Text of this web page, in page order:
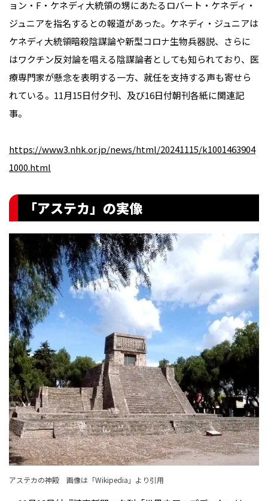
ョン・F・ケネディ大統領の甥にあたるロバート・ケネディ・
ジュニアを指名するとの報道があった。ケネディ・ジュニアは
ケネディ大統領暗殺陰謀論や新型コロナ生物兵器説、さらに
はワクチン反対論を唱える陰謀論者としても知られており、医
療専門家が懸念を表明する一方、就任を支持する声も寄せら
れている。11月15日付夕刊、及び16日付朝刊各紙に関連記
事。
https://www3.nhk.or.jp/news/html/20241115/k1001463904
1000.html
「アステカ」の実像
アステカの神殿 画像は「Wikipedia 」より引用